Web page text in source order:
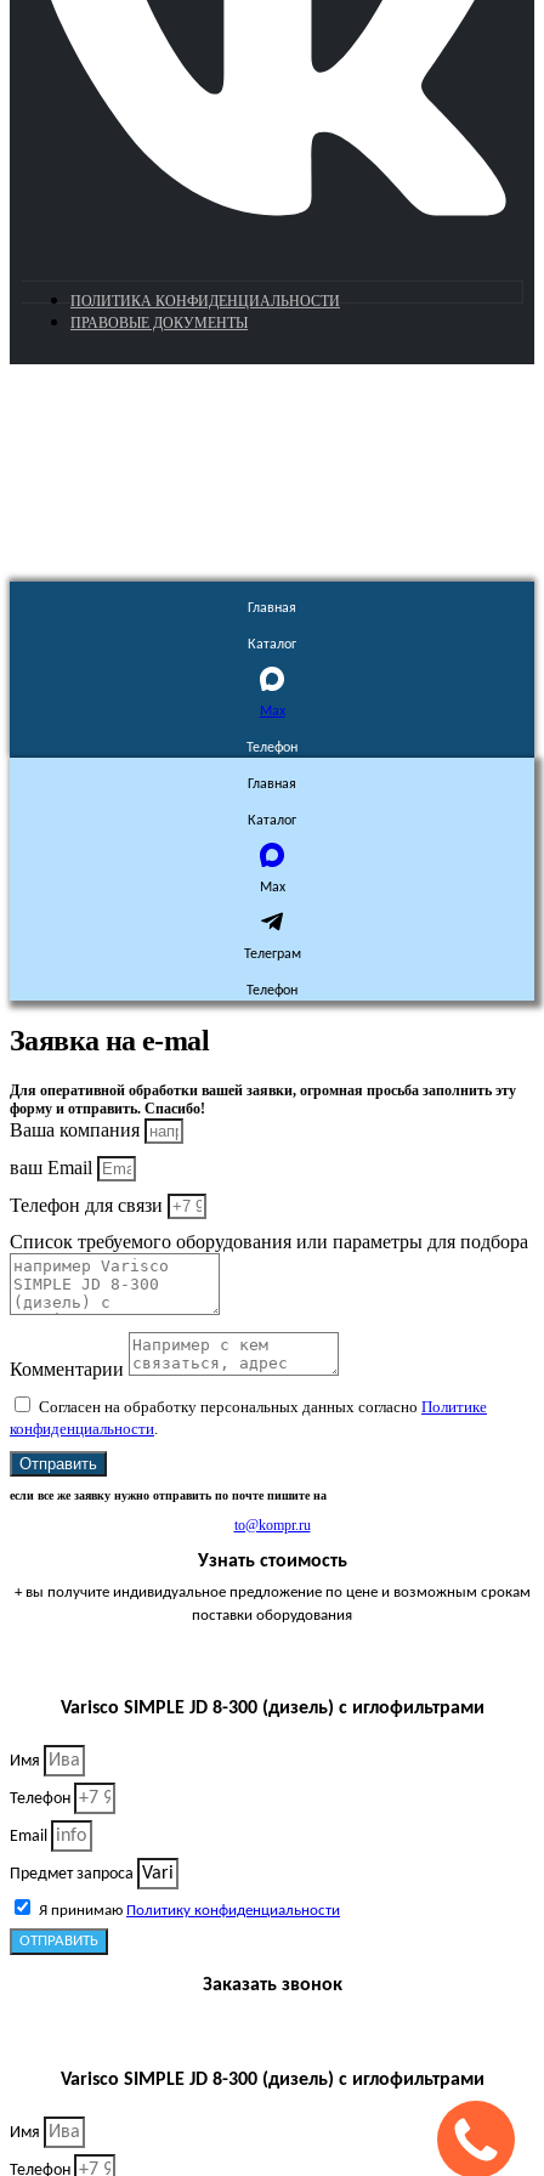
ПОЛИТИКА КОНФИДЕНЦИАЛЬНОСТИ
ПРАВОВЫЕ ДОКУМЕНТЫ
Главная
Каталог
Max
Телефон
Главная
Каталог
Max
Телеграм
Телефон
Заявка на e-mal
Для оперативной обработки вашей заявки, огромная просьба заполнить эту
форму и отправить. Спасибо!
Ваша компания
ваш Email
Телефон для связи
Список требуемого оборудования или параметры для подбора
Комментарии
Согласен на обработку персональных данных согласно Политике
конфиденциальности.
Отправить
если все же заявку нужно отправить по почте пишите на
to@kompr.ru
Узнать стоимость
+ вы получите индивидуальное предложение по цене и возможным срокам
поставки оборудования
Varisco SIMPLE JD 8-300 (дизель) c иглофильтрами
Имя
Телефон
Email
Предмет запроса
Я принимаю Политику конфиденциальности
ОТПРАВИТЬ
Заказать звонок
Varisco SIMPLE JD 8-300 (дизель) c иглофильтрами
Имя
Телефон